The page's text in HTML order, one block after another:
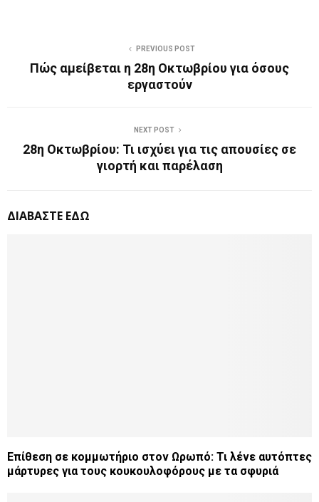
PREVIOUS POST
Πώς αμείβεται η 28η Οκτωβρίου για όσους
εργαστούν
NEXT POST
28η Οκτωβρίου: Τι ισχύει για τις απουσίες σε
γιορτή και παρέλαση
ΔΙΑΒΑΣΤΕ ΕΔΩ
Επίθεση σε κομμωτήριο στον Ωρωπό: Τι λένε αυτόπτες
μάρτυρες για τους κουκουλοφόρους με τα σφυριά